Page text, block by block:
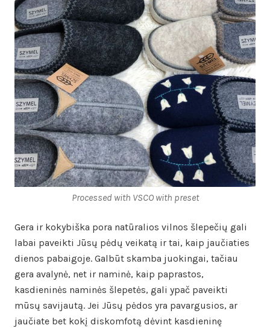
Processed with VSCO with preset
Gera ir kokybiška pora natūralios vilnos šlepečių gali
labai paveikti Jūsų pėdų veikatą ir tai, kaip jaučiaties
dienos pabaigoje. Galbūt skamba juokingai, tačiau
gera avalynė, net ir naminė, kaip paprastos,
kasdieninės naminės šlepetės, gali ypač paveikti
mūsų savijautą. Jei Jūsų pėdos yra pavargusios, ar
jaučiate bet kokį diskomfotą dėvint kasdieninę